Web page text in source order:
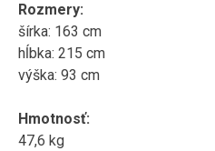
Rozmery:
šírka: 163 cm
hĺbka: 215 cm
výška: 93 cm
Hmotnosť:
47,6 kg